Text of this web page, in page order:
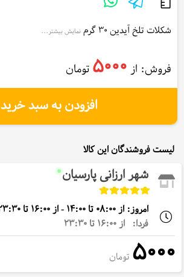
شکلات تلخ آیدین 30 گرم نمایش بیشتر...
فروش: از 5000 تومان
افزودن به سبد خرید
لیست فروشندگان این کالا
شهر ارزانی پارسیان
امروز: از 08:00 تا 14:00 - از 16:00 تا 23:30
فردا: از 16:00 تا 23:30
5000 تومان